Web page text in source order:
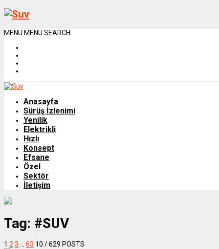
MENU MENU SEARCH
Anasayfa
Sürüş İzlenimi
Yenilik
Elektrikli
Hızlı
Konsept
Efsane
Özel
Sektör
İletişim
Tag: #SUV
1 23 … 63 10 / 629 POSTS